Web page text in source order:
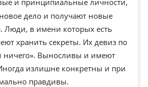
и принципиальные личности,
новое дело и получают новые
Люди, в имени которых есть
хранить секреты. Их девиз по
ничего». Выносливы и имеют
излишне конкретны и при
правдивы.